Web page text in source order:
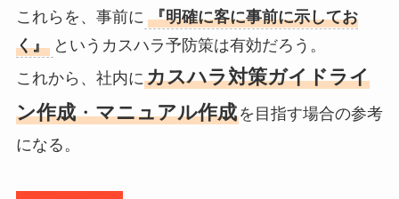
これらを、事前に 『明確に客に事前に示してお
く』 というカスハラ予防策は有効だろう。
これから、社内にカスハラ対策ガイドライ
ン作成・マニュアル作成を目指す場合の参考
になる。